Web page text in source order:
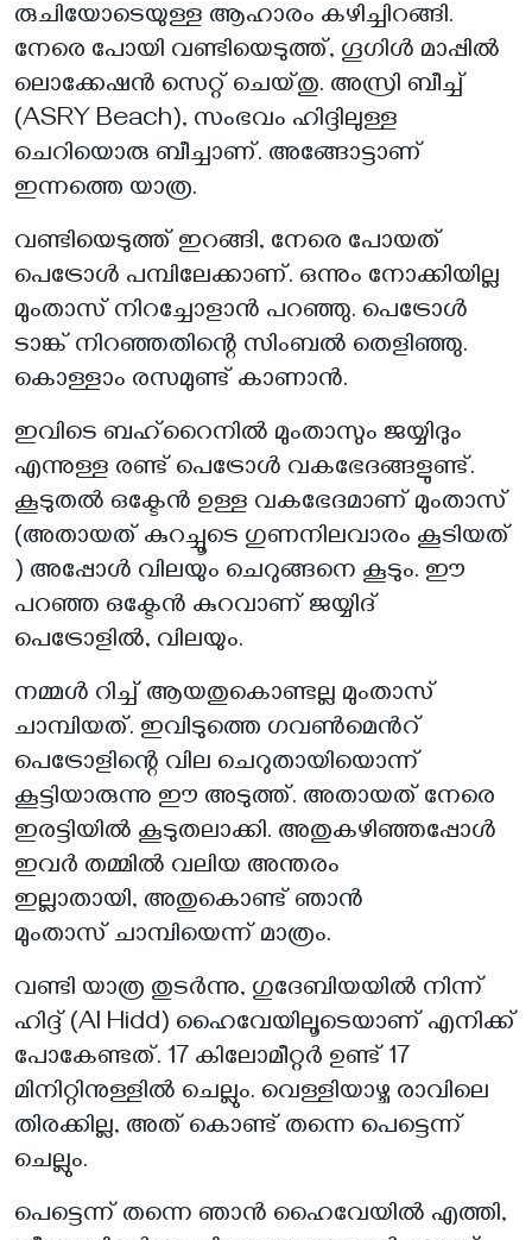
രുചിയോടെയുള്ള ആഹാരം കഴിച്ചിറങ്ങി.
നേരെ പോയി വണ്ടിയെടുത്ത്, ഗൂഗിൾ മാപ്പിൽ
ലൊക്കേഷൻ സെറ്റ് ചെയ്തു. അസ്രി ബീച്ച്
(ASRY Beach), സംഭവം ഹിദ്ദിലുള്ള
ചെറിയൊരു ബീച്ചാണ്. അങ്ങോട്ടാണ്
ഇന്നത്തെ യാത്ര.
വണ്ടിയെടുത്ത് ഇറങ്ങി, നേരെ പോയത്
പെട്രോൾ പമ്പിലേക്കാണ്. ഒന്നും നോക്കിയില്ല
മുംതാസ് നിറച്ചോളാൻ പറഞ്ഞു. പെട്രോൾ
ടാങ്ക് നിറഞ്ഞതിന്റെ സിംബൽ തെളിഞ്ഞു.
കൊള്ളാം രസമുണ്ട് കാണാൻ.
ഇവിടെ ബഹ്‌റൈനിൽ മുംതാസും ജയ്യിദും
എന്നുള്ള രണ്ട് പെട്രോൾ വകഭേദങ്ങളുണ്ട്.
കൂടുതൽ ഒക്ടേൻ ഉള്ള വകഭേദമാണ് മുംതാസ്
(അതായത് കുറച്ചൂടെ ഗുണനിലവാരം കൂടിയത്
) അപ്പോൾ വിലയും ചെറുങ്ങനെ കൂടും. ഈ
പറഞ്ഞ ഒക്ടേൻ കുറവാണ് ജയ്യിദ്
പെട്രോളിൽ, വിലയും.
നമ്മൾ റിച്ച് ആയതുകൊണ്ടല്ല മുംതാസ്
ചാമ്പിയത്. ഇവിടുത്തെ ഗവൺമെൻറ്
പെട്രോളിന്റെ വില ചെറുതായിയൊന്ന്
കൂട്ടിയാരുന്നു ഈ അടുത്ത്. അതായത് നേരെ
ഇരട്ടിയിൽ കൂടുതലാക്കി. അതുകഴിഞ്ഞപ്പോൾ
ഇവർ തമ്മിൽ വലിയ അന്തരം
ഇല്ലാതായി, അതുകൊണ്ട് ഞാൻ
മുംതാസ് ചാമ്പിയെന്ന് മാത്രം.
വണ്ടി യാത്ര തുടർന്നു, ഗുദേബിയയിൽ നിന്ന്
ഹിദ്ദ് (Al Hidd) ഹൈവേയിലൂടെയാണ് എനിക്ക്
പോകേണ്ടത്. 17 കിലോമീറ്റർ ഉണ്ട് 17
മിനിറ്റിനുള്ളിൽ ചെല്ലും. വെള്ളിയാഴ്ച രാവിലെ
തിരക്കില്ല, അത് കൊണ്ട് തന്നെ പെട്ടെന്ന്
ചെല്ലും.
പെട്ടെന്ന് തന്നെ ഞാൻ ഹൈവേയിൽ എത്തി,